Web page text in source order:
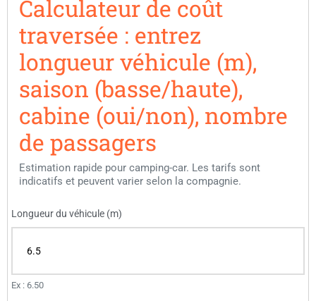
Calculateur de coût
traversée : entrez
longueur véhicule (m),
saison (basse/haute),
cabine (oui/non), nombre
de passagers
Estimation rapide pour camping-car. Les tarifs sont
indicatifs et peuvent varier selon la compagnie.
Longueur du véhicule (m)
Ex : 6.50